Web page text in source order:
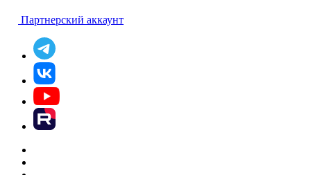
Партнерский аккаунт